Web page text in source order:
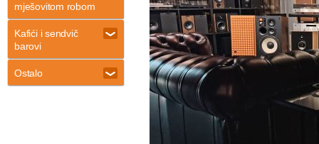
mješovitom robom
Kafići i sendvič
barovi
Ostalo